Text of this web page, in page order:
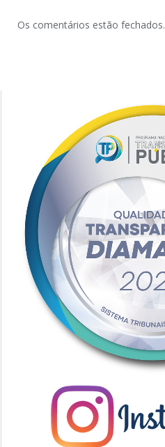
Os comentários estão fechados.